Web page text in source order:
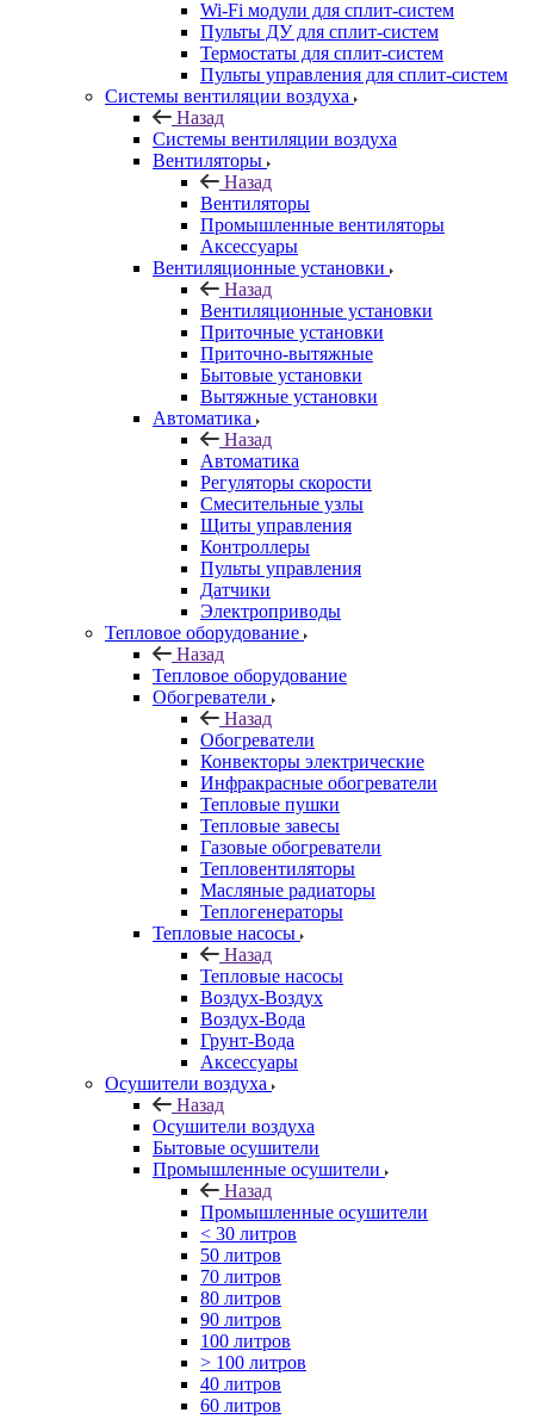
Wi-Fi модули для сплит-систем
Пульты ДУ для сплит-систем
Термостаты для сплит-систем
Пульты управления для сплит-систем
Системы вентиляции воздуха
Назад
Системы вентиляции воздуха
Вентиляторы
Назад
Вентиляторы
Промышленные вентиляторы
Аксессуары
Вентиляционные установки
Назад
Вентиляционные установки
Приточные установки
Приточно-вытяжные
Бытовые установки
Вытяжные установки
Автоматика
Назад
Автоматика
Регуляторы скорости
Смесительные узлы
Щиты управления
Контроллеры
Пульты управления
Датчики
Электроприводы
Тепловое оборудование
Назад
Тепловое оборудование
Обогреватели
Назад
Обогреватели
Конвекторы электрические
Инфракрасные обогреватели
Тепловые пушки
Тепловые завесы
Газовые обогреватели
Тепловентиляторы
Масляные радиаторы
Теплогенераторы
Тепловые насосы
Назад
Тепловые насосы
Воздух-Воздух
Воздух-Вода
Грунт-Вода
Аксессуары
Осушители воздуха
Назад
Осушители воздуха
Бытовые осушители
Промышленные осушители
Назад
Промышленные осушители
< 30 литров
50 литров
70 литров
80 литров
90 литров
100 литров
> 100 литров
40 литров
60 литров